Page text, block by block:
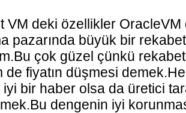
VM deki özellikler
pazarında büyük bir
çok güzel çünkü
de fiyatın düşmesi
iyi bir haber olsa da üretici
dengenin iyi